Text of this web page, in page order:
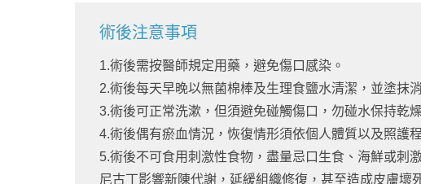
術後注意事項
1.術後需按醫師規定用藥，避免傷口感染。
2.術後每天早晚以無菌棉棒及生理食鹽水清潔，並塗抹
3.術後可正常洗漱，但須避免碰觸傷口，勿碰水保持乾
4.術後偶有瘀血情況，恢復情形須依個人體質以及照護
5.術後不可食用刺激性食物，盡量忌口生食、海鮮或刺
尼古丁影響新陳代謝，延緩組織修復，甚至造成皮膚壞